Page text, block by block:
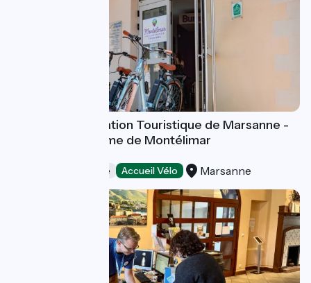
Bureau d'Information Touristique de Marsanne -
Office de Tourisme de Montélimar
Offices de Tourisme Accueil Vélo Marsanne